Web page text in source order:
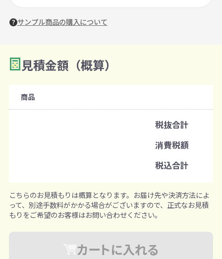
サンプル商品の購入について
2 数量を入力
購入条件
見積金額（概算）
商品
税抜合計
消費税額
税込合計
こちらのお見積もりは概算となります。お届け先や決済方法によ
って、別途手数料がかかる場合がございますので、正式なお見積
もりをご希望のお客様はお問い合わせください。
カートに入れる